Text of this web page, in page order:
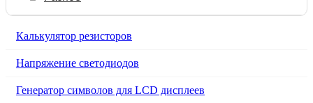
Калькулятор резисторов
Напряжение светодиодов
Генератор символов для LCD дисплеев